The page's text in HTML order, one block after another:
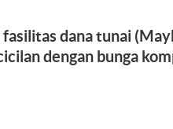
dana tunai
dengan bunga